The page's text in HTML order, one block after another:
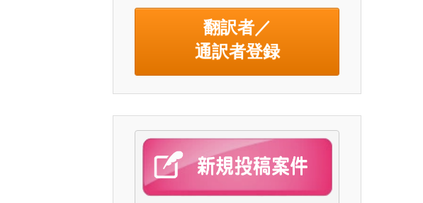
翻訳者／
通訳者登録